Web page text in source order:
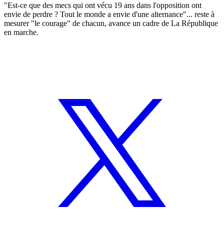
"Est-ce que des mecs qui ont vécu 19 ans dans l'opposition ont
envie de perdre ? Tout le monde a envie d'une alternance"... reste à
mesurer "le courage" de chacun, avance un cadre de La République
en marche.